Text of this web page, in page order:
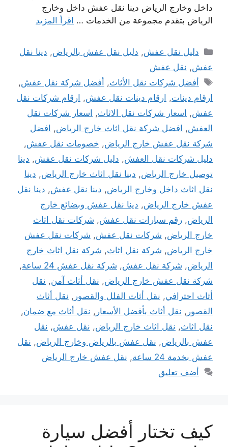
داخل وخارج الرياض دينا نقل عفش داخل وخارج
الرياض بتقدم مجموعة من الخدمات … اقرأ المزيد
التصنيفات
دليل نقل عفش, دليل نقل عفش بالرياض, دينا نقل
عفش, نقل عفش
الوسوم
أفضل شركات نقل الأثاث, أفضل شركة نقل عفش,
ارقام دينات, ارقام دينات نقل عفش, ارقام شركات نقل
عفش, اسعار شركات نقل الاثاث, اسعار شركات نقل
العفش, افضل شركة نقل اثاث خارج الرياض, افضل
شركة نقل عفش خارج الرياض, خصومات نقل عفش,
دليل شركات نقل العفش, دليل شركات نقل عفش, دينا
توصيل خارج الرياض, دينا نقل اثاث خارج الرياض, دينا
نقل اثاث داخل وخارج الرياض, دينا نقل عفش, دينا نقل
عفش خارج الرياض, دينا نقل عفش وبضائع خارج
الرياض, رقم سيارات نقل عفش, شركات نقل اثاث
خارج الرياض, شركات نقل عفش, شركات نقل عفش
خارج الرياض, شركة نقل اثاث, شركة نقل اثاث خارج
الرياض, شركة نقل عفش, شركة نقل عفش 24 ساعة
,
شركة نقل عفش خارج الرياض, نقل أثاث آمن, نقل
أثاث احترافي, نقل أثاث الفلل والقصور , نقل أثاث
القصور , نقل أثاث بأفضل الأسعار , نقل أثاث مع ضمان,
نقل اثاث, نقل اثاث خارج الرياض, نقل عفش, نقل
عفش بالرياض, نقل عفش بالرياض وخارج الرياض, نقل
عفش بخدمة 24 ساعة
, نقل عفش خارج الرياض
أضف تعليق
كيف تختار أفضل سيارة